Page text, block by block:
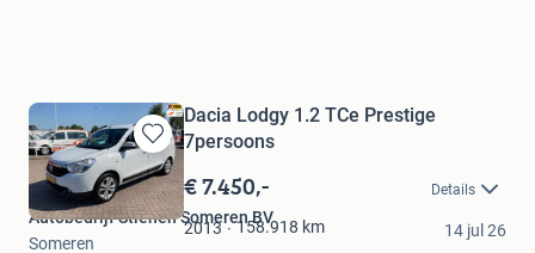
Bewaren
in
Mijn
Favorieten
Dacia Lodgy 1.2 TCe Prestige
7persoons
€ 7.450,- Details
2013 158.918 km
Autobedrijf Stienen Someren BV
Someren
14 jul 26